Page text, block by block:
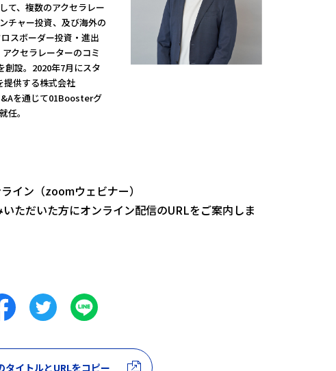
、複数のアクセラレー
チャー投資、及び海外の
スボーダー投資・進出
クセラレーターのコミ
設。2020年7月にスタ
提供する株式会社
を通じて01Boosterグ
任。
イン（zoomウェビナー）
ただいた方にオンライン配信のURLをご案内しま
タイトルとURLをコピー